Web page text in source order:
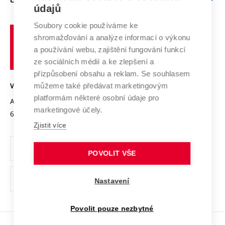
E-přihláška
Systém zajišťování kvality výzkumu
Výzkumné infrastruktury
Transfer znalostí
Open Science
Projekty
Projekty ze strukturálních fondů
Specifický výzkum
Zahraniční spolupráce
Spolupráce se školami
Služby univerzity
Mezinárodní dohody
Univerzitní sítě
Profil univerzity
Udržitelná univerzita
Podnikavá univerzita / ContriBUTe
Bezpečná univerzita
Vyznamenání
Organizační struktura
Ochrana osobních údajů
odkaz)
učení
technické
VYSOKÉ UČENÍ TECHNICKÉ V BRNĚ
Antonínská 548/1
602 00 Brno
www.vut.cz
vut@vutbr.cz
údajů
Soubory cookie používáme ke
shromažďování a analýze informací o výkonu
a používání webu, zajištění fungování funkcí
ze sociálních médií a ke zlepšení a
přizpůsobení obsahu a reklam. Se souhlasem
můžeme také předávat marketingovým
platformám některé osobní údaje pro
marketingové účely.
Zjistit více
POVOLIT VŠE
Nastavení
Povolit pouze nezbytné